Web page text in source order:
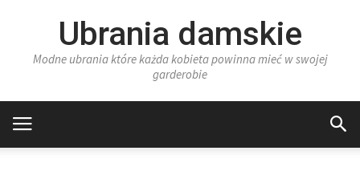
Ubrania damskie
Modne ubrania które każda kobieta powinna mieć w swojej
garderobie